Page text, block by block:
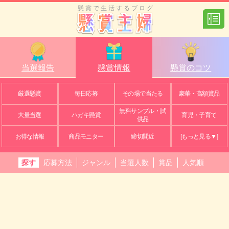
懸賞で生活するブログ
当選報告 懸賞情報 懸賞のコツ
厳選懸賞 毎日応募 その場で当たる 豪華・高額賞品
大量当選 ハガキ懸賞
無料サンプル・試
供品
育児・子育て
お得な情報 商品モニター 締切間近 [もっと見る▼]
探す 応募方法 ジャンル 当選人数 賞品 人気順